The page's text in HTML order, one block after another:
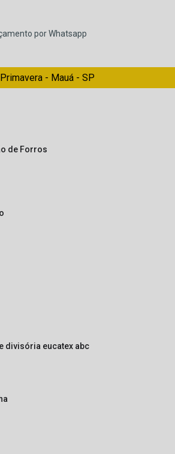
por Whatsapp
- Mauá - SP
de Forros
divisória eucatex abc